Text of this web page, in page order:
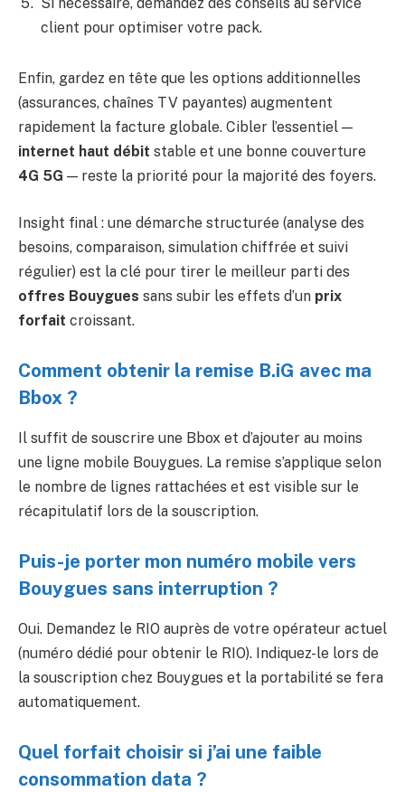
Si nécessaire, demandez des conseils au service
client pour optimiser votre pack.
Enfin, gardez en tête que les options additionnelles
(assurances, chaînes TV payantes) augmentent
rapidement la facture globale. Cibler l’essentiel —
internet haut débit stable et une bonne couverture
4G 5G — reste la priorité pour la majorité des foyers.
Insight final : une démarche structurée (analyse des
besoins, comparaison, simulation chiffrée et suivi
régulier) est la clé pour tirer le meilleur parti des
offres Bouygues sans subir les effets d’un prix
forfait croissant.
Comment obtenir la remise B.iG avec ma
Bbox ?
Il suffit de souscrire une Bbox et d’ajouter au moins
une ligne mobile Bouygues. La remise s’applique selon
le nombre de lignes rattachées et est visible sur le
récapitulatif lors de la souscription.
Puis-je porter mon numéro mobile vers
Bouygues sans interruption ?
Oui. Demandez le RIO auprès de votre opérateur actuel
(numéro dédié pour obtenir le RIO). Indiquez-le lors de
la souscription chez Bouygues et la portabilité se fera
automatiquement.
Quel forfait choisir si j’ai une faible
consommation data ?